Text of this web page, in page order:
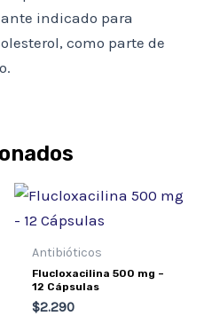
indicado para
como parte de
Antibióticos
Flucloxacilina 500 mg –
12 Cápsulas
$2.290